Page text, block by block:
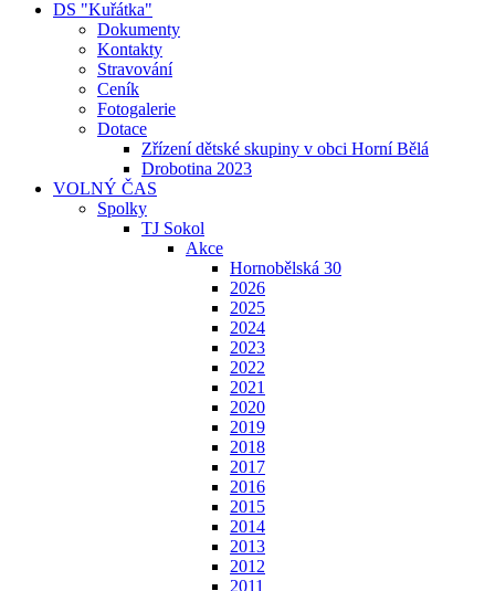
DS "Kuřátka"
Dokumenty
Kontakty
Stravování
Ceník
Fotogalerie
Dotace
Zřízení dětské skupiny v obci Horní Bělá
Drobotina 2023
VOLNÝ ČAS
Spolky
TJ Sokol
Akce
Hornobělská 30
2026
2025
2024
2023
2022
2021
2020
2019
2018
2017
2016
2015
2014
2013
2012
2011